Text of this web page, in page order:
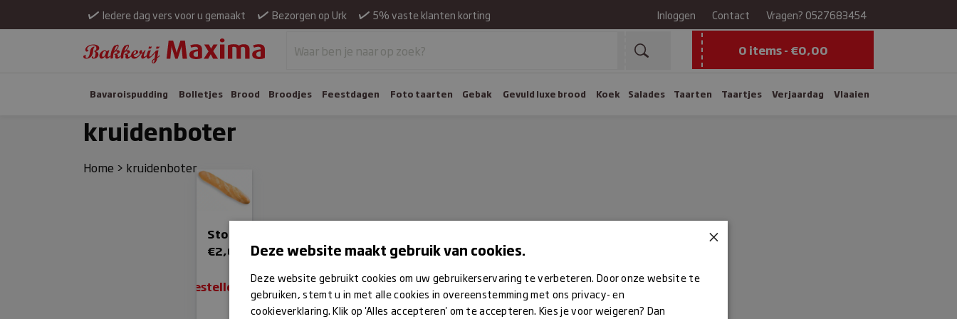
Iedere dag vers voor u gemaakt Bezorgen op Urk 5% vaste klanten korting Inloggen Contact Vragen? 0527683454
0 items - €0,00
Bavaroispudding Bolletjes Brood Broodjes Feestdagen Foto taarten Gebak Gevuld luxe brood Koek Salades Taarten Taartjes Verjaardag Vlaaien
kruidenboter
Home > kruidenboter
Stokbrood
€2,65
Bestellen
×
Deze website maakt gebruik van cookies.
Deze website gebruikt cookies om uw gebruikerservaring te verbeteren. Door onze website te
gebruiken, stemt u in met alle cookies in overeenstemming met ons privacy- en
cookieverklaring. Klik op 'Alles accepteren' om te accepteren. Kies je voor weigeren? Dan